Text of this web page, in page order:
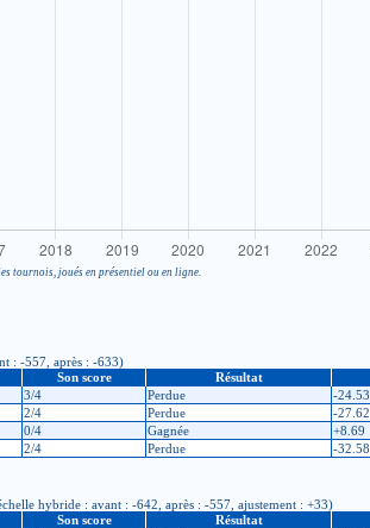
tournois, joués en présentiel ou en ligne.
: -557, après : -633)
Son score Résultat
3/4 Perdue -24.53
2/4 Perdue -27.62
0/4 Gagnée +8.69
2/4 Perdue -32.58
hybride : avant : -642, après : -557, ajustement : +33)
Son score Résultat